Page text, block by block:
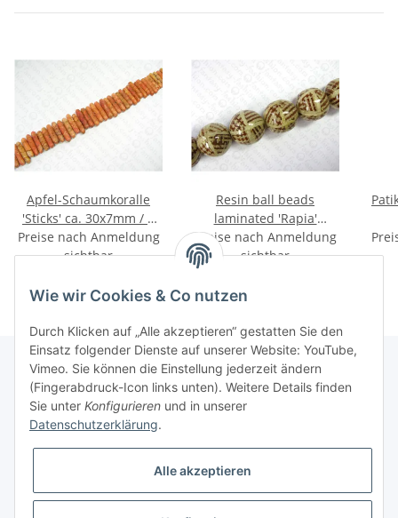
Apfel-Schaumkoralle
'Sticks' ca. 30x7mm / 1
Strang (40cm)
Preise nach Anmeldung
sichtbar
Resin ball beads
laminated 'Rapia'
ca.30mm
Preise nach Anmeldung
sichtbar
Informationen
Gesetzliche Informationen
Wie wir Cookies & Co nutzen
Durch Klicken auf „Alle akzeptieren“ gestatten Sie den
Einsatz folgender Dienste auf unserer Website: YouTube,
Vimeo. Sie können die Einstellung jederzeit ändern
(Fingerabdruck-Icon links unten). Weitere Details finden
Sie unter Konfigurieren und in unserer
Datenschutzerklärung.
Alle akzeptieren